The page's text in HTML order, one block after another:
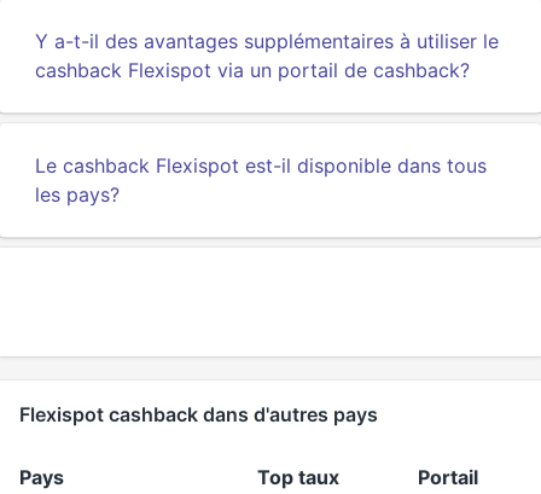
Y a-t-il des avantages supplémentaires à utiliser le
cashback Flexispot via un portail de cashback?
Le cashback Flexispot est-il disponible dans tous
les pays?
Flexispot cashback dans d'autres pays
Pays Top taux Portail